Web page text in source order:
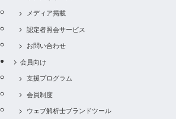
メディア掲載
認定者照会サービス
お問い合わせ
会員向け
支援プログラム
会員制度
ウェブ解析士ブランドツール